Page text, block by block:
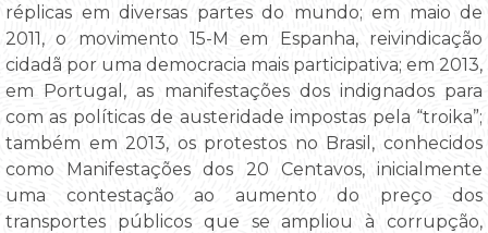
réplicas em diversas partes do mundo; em maio de
2011, o movimento 15-M em Espanha, reivindicação
cidadã por uma democracia mais participativa; em 2013,
em Portugal, as manifestações dos indignados para
com as políticas de austeridade impostas pela “troika”;
também em 2013, os protestos no Brasil, conhecidos
como Manifestações dos 20 Centavos, inicialmente
uma contestação ao aumento do preço dos
transportes públicos que se ampliou à corrupção,